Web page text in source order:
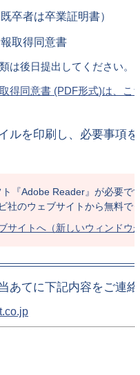
卒者は卒業証明書）
取得同意書
は後日提出してください。
得同意書 (PDF形式)は、こ
ルを印刷し、必要事項
『Adobe Reader』が必要で
社のウェブサイトから無料で
サイトへ（新しいウィンドウ
あてに下記内容をご連